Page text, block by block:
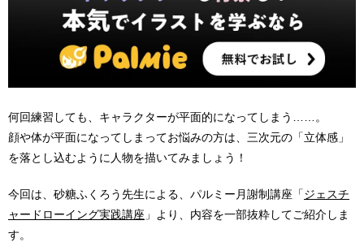
何回練習しても、キャラクターが平面的になってしまう……。
顔や体が平面になってしまってお悩みの方は、三次元の「立体感」
を落とし込むように人物を描いてみましょう！
今回は、砂糖ふくろう先生による、パルミー月謝制講座「ジェスチ
ャードローイング実践講座 」より、内容を一部抜粋してご紹介しま
す。